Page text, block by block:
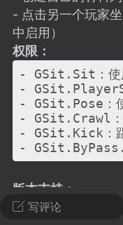
11
潮涌核心
永
24 23:37
电脑端 整合包
主页反馈贴
反馈你遇到的问题
写评论
- 点击另一个玩家
中启用）
权限：
- GSit.Sit：
-
- GSit.Pose
- GSit.Crawl
- GSit.Kick：
-
版本支持：
插件支持Minecraft版